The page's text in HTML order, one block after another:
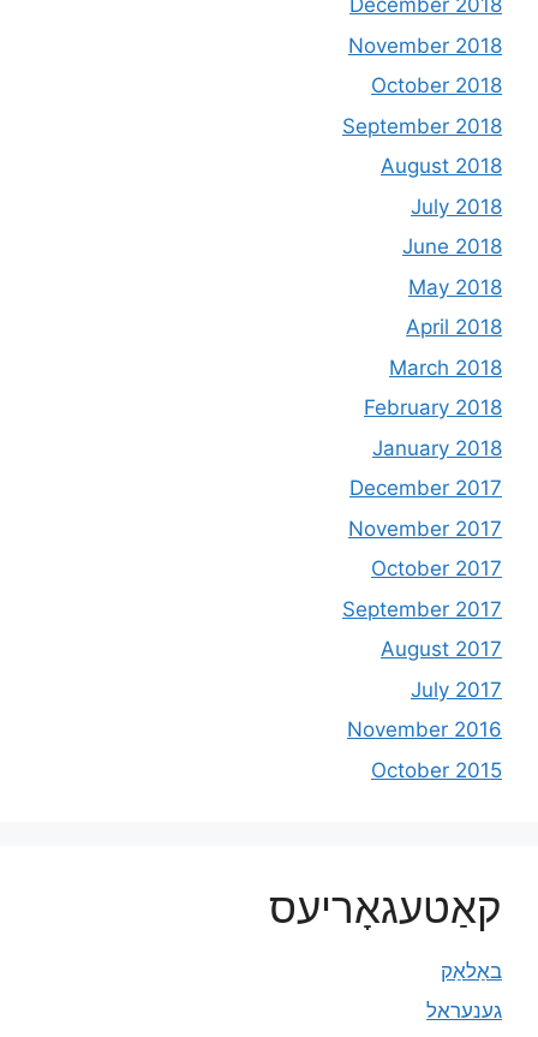
December 2018
November 2018
October 2018
September 2018
August 2018
July 2018
June 2018
May 2018
April 2018
March 2018
February 2018
January 2018
December 2017
November 2017
October 2017
September 2017
August 2017
July 2017
November 2016
October 2015
קאַטעגאָריעס
באַלאַק
גענעראל